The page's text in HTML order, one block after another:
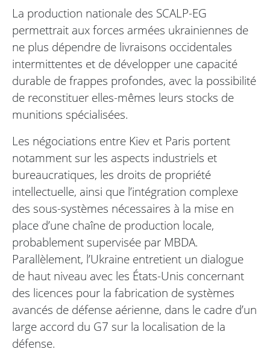
La production nationale des SCALP-EG
permettrait aux forces armées ukrainiennes de
ne plus dépendre de livraisons occidentales
intermittentes et de développer une capacité
durable de frappes profondes, avec la possibilité
de reconstituer elles-mêmes leurs stocks de
munitions spécialisées.
Les négociations entre Kiev et Paris portent
notamment sur les aspects industriels et
bureaucratiques, les droits de propriété
intellectuelle, ainsi que l’intégration complexe
des sous-systèmes nécessaires à la mise en
place d’une chaîne de production locale,
probablement supervisée par MBDA.
Parallèlement, l’Ukraine entretient un dialogue
de haut niveau avec les États-Unis concernant
des licences pour la fabrication de systèmes
avancés de défense aérienne, dans le cadre d’un
large accord du G7 sur la localisation de la
défense.